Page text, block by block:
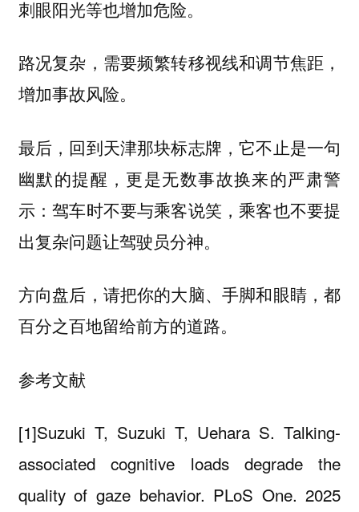
刺眼阳光等也增加危险。
路况复杂，需要频繁转移视线和调节焦距，
增加事故风险。
最后，回到天津那块标志牌，它不止是一句
幽默的提醒，更是无数事故换来的严肃警
示：驾车时不要与乘客说笑，乘客也不要提
出复杂问题让驾驶员分神。
方向盘后，请把你的大脑、手脚和眼睛，都
百分之百地留给前方的道路。
参考文献
[1]Suzuki T, Suzuki T, Uehara S. Talking-
associated cognitive loads degrade the
quality of gaze behavior. PLoS One. 2025